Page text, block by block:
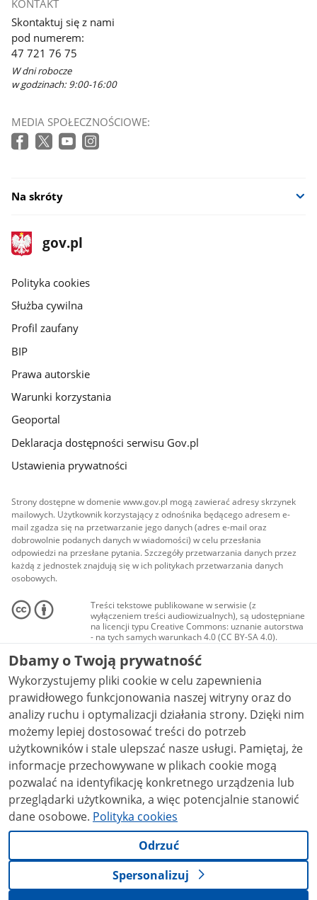
KONTAKT
Skontaktuj się z nami
pod numerem:
47 721 76 75
W dni robocze
w godzinach: 9:00-16:00
MEDIA SPOŁECZNOŚCIOWE:
Na skróty
stopka
gov.pl
Strona
gov.pl
gov.pl
Polityka cookies
Służba cywilna
Profil zaufany
BIP
Prawa autorskie
Warunki korzystania
Geoportal
Deklaracja dostępności serwisu Gov.pl
Ustawienia prywatności
Strony dostępne w domenie www.gov.pl mogą zawierać adresy skrzynek
mailowych. Użytkownik korzystający z odnośnika będącego adresem e-
mail zgadza się na przetwarzanie jego danych (adres e-mail oraz
dobrowolnie podanych danych w wiadomości) w celu przesłania
odpowiedzi na przesłane pytania. Szczegóły przetwarzania danych przez
każdą z jednostek znajdują się w ich politykach przetwarzania danych
osobowych.
Treści tekstowe publikowane w serwisie (z
wyłączeniem treści audiowizualnych), są udostępniane
na licencji typu Creative Commons: uznanie autorstwa
- na tych samych warunkach 4.0 (CC BY-SA 4.0).
Materiały audiowizualne, w tym zdjęcia, materiały
audio i wideo, są udostępniane na licencji typu
Creative Commons: uznanie autorstwa użycie
niekomercyjne - bez utworów zależnych 4.0 (CC BY-
NC-ND 4.0), o ile nie jest to stwierdzone inaczej.
Dbamy o Twoją prywatność
Wykorzystujemy pliki cookie w celu zapewnienia
prawidłowego funkcjonowania naszej witryny oraz do
analizy ruchu i optymalizacji działania strony. Dzięki nim
możemy lepiej dostosować treści do potrzeb
użytkowników i stale ulepszać nasze usługi. Pamiętaj, że
informacje przechowywane w plikach cookie mogą
pozwalać na identyfikację konkretnego urządzenia lub
przeglądarki użytkownika, a więc potencjalnie stanowić
dane osobowe. Polityka cookies
Odrzuć
Spersonalizuj